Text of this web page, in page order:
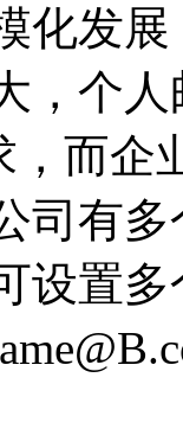
化发
，个
，而企
司有
设置